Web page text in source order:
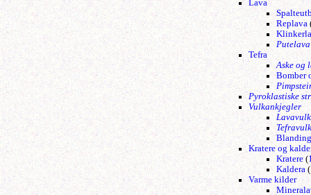
Lava
Replava
Putelava
Tefra
Aske og
Bomber
Pyroklastiske
Vulkankjegler
Kratere og
Kratere(
Kaldera(
Varme kilder